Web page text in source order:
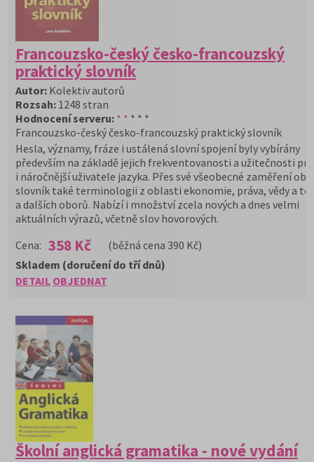
Francouzsko-český česko-francouzský
praktický slovník
Autor: Kolektiv autorů
Rozsah: 1248 stran
Hodnocení serveru: * * * * *
Francouzsko-český česko-francouzský praktický slovník
Hesla, významy, fráze i ustálená slovní spojení byly vybírány
především na základě jejich frekventovanosti a užitečnosti
i náročnější uživatele jazyka. Přes své všeobecné zaměření
slovník také terminologii z oblasti ekonomie, práva, vědy a
a dalších oborů. Nabízí i množství zcela nových a dnes velmi
aktuálních výrazů, včetně slov hovorových.
Cena: 358 Kč (běžná cena 390 Kč)
DETAIL OBJEDNAT
Skladem (doručení do tří dnů)
Školní anglická gramatika - nové vydání